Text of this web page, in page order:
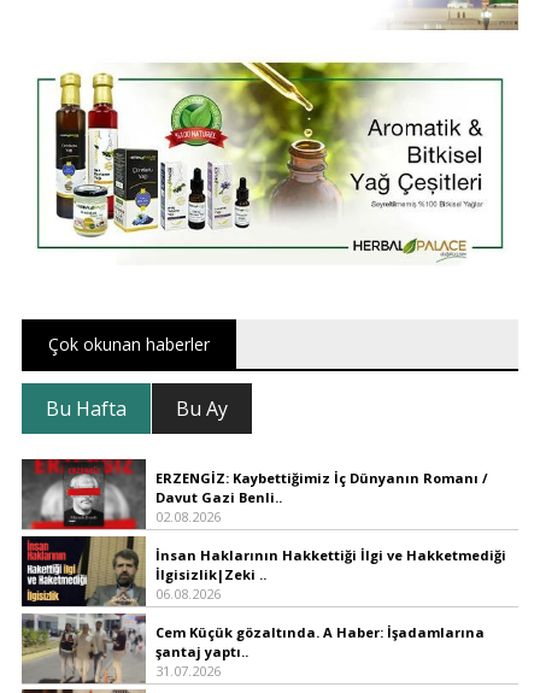
Çok okunan haberler
Bu Hafta Bu Ay
ERZENGİZ: Kaybettiğimiz İç Dünyanın Romanı /
Davut Gazi Benli..
02.08.2026
İnsan Haklarının Hakkettiği İlgi ve Hakketmediği
İlgisizlik|Zeki ..
06.08.2026
Cem Küçük gözaltında. A Haber: İşadamlarına
şantaj yaptı..
31.07.2026